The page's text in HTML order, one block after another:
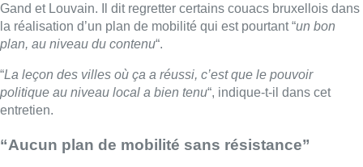
Gand et Louvain. Il dit regretter certains couacs bruxellois dans
la réalisation d’un plan de mobilité qui est pourtant “un bon
plan, au niveau du contenu“.
“La leçon des villes où ça a réussi, c’est que le pouvoir
politique au niveau local a bien tenu“, indique-t-il dans cet
entretien.
“Aucun plan de mobilité sans résistance”